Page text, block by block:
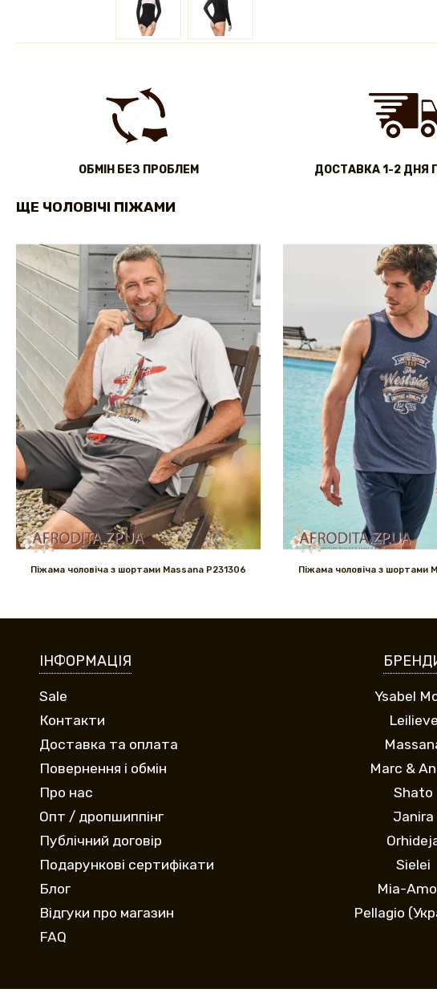
ОБМІН БЕЗ ПРОБЛЕМ ДОСТАВКА 1-2 ДНЯ
ЩЕ ЧОЛОВІЧІ ПІЖАМИ
Піжама чоловіча з шортами Massana P231306 Піжама чоловіча з шортами
ІНФОРМАЦІЯ
Sale
Контакти
Доставка та оплата
Повернення і обмін
Про нас
Опт / дропшиппінг
Публічний договір
Подарункові сертифікати
Блог
Відгуки про магазин
FAQ
Ysabel
Leilieve
Marc &
Shato
Janira
Sielei
Mia-
Pellagio